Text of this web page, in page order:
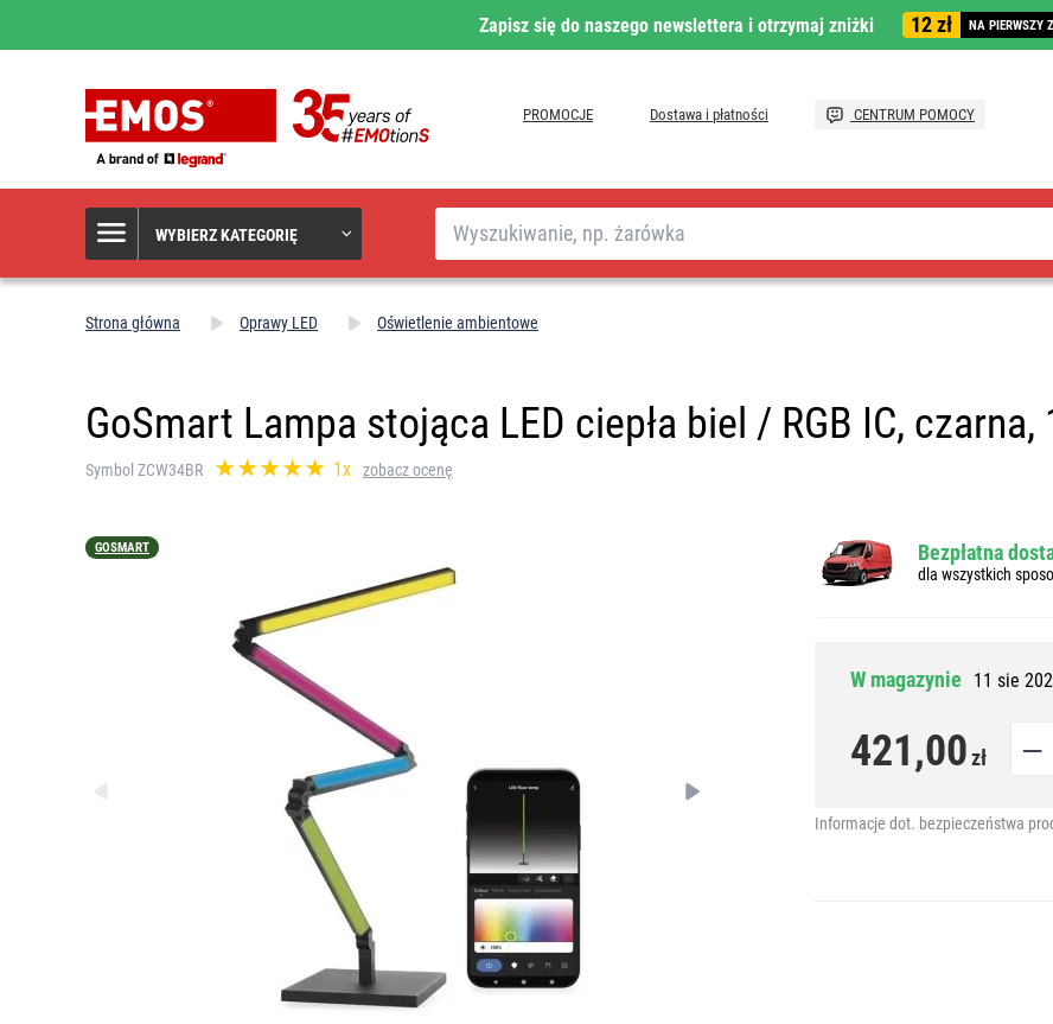
Zapisz się do naszego newslettera i otrzymaj zniżki 12 zł NA PIERWSZY
PROMOCJE Dostawa i płatności CENTRUM POMOCY
WYBIERZ KATEGORIĘ
Szukaj
Strona główna Oprawy LED Oświetlenie ambientowe
GoSmart Lampa stojąca LED ciepła biel / RGB IC, czarna,
Symbol ZCW34BR 1x zobacz ocenę
GOSMART Bezpłatna
dla wszystkich
W magazynie 11 sie
421,00zł
Informacje dot. bezpieczeństwa